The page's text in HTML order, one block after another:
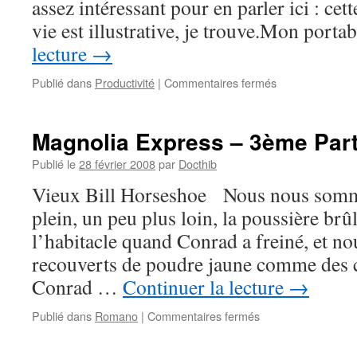
assez intéressant pour en parler ici :
vie est illustrative, je trouve.Mon
lecture →
Publié dans Productivité | Commentaires ferméssur
vie
ornière
Magnolia Express – 3ème
Publié le28 février 2008par Docthib
Vieux Bill Horseshoe Nous nous
plein, un peu plus loin, la poussière
l’habitacle quand Conrad a freiné, et
recouverts de poudre jaune comme des
Conrad … Continuer la lecture →
Publié dans Romano | Commentaires ferméssur